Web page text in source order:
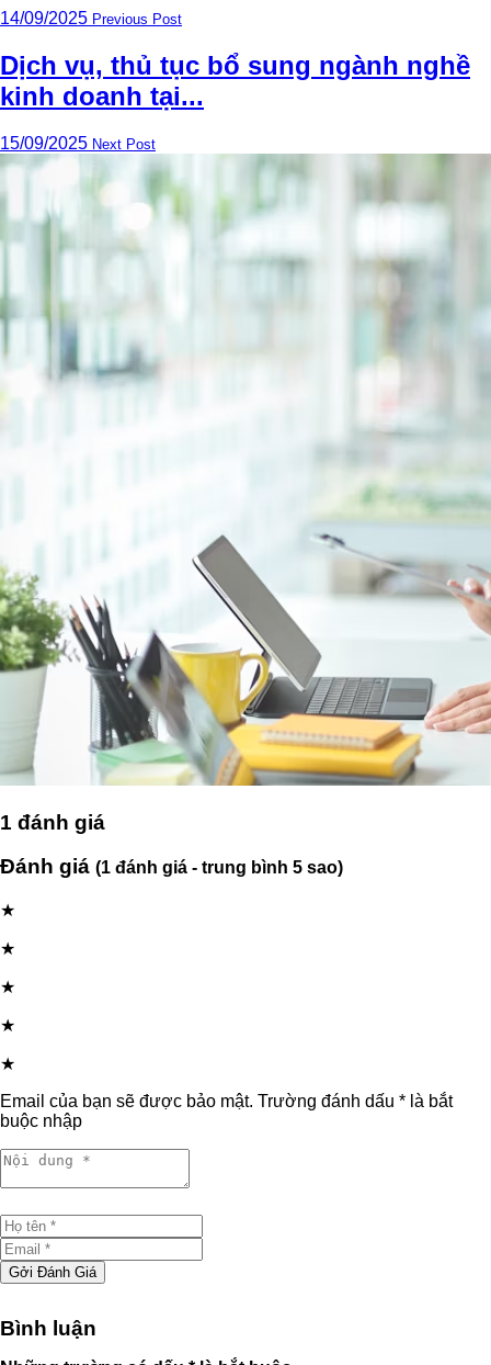
14/09/2025 Previous Post
Dịch vụ, thủ tục bổ sung ngành nghề
kinh doanh tại...
15/09/2025 Next Post
1 đánh giá
Đánh giá (1 đánh giá - trung bình 5 sao)
★
★
★
★
★
Email của bạn sẽ được bảo mật. Trường đánh dấu * là bắt
buộc nhập
Gởi Đánh Giá
Bình luận